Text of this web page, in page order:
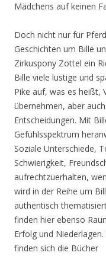
Mädchens auf keinen
Doch nicht nur für
Geschichten um Bille
Zirkuspony Zottel ein
Bille viele lustige und
Pike auf, was es heißt,
übernehmen, aber
Entscheidungen. Mit
Gefühlsspektrum
Soziale Unterschiede,
Schwierigkeit,
aufrechtzuerhalten,
wird in der Reihe um
authentisch
finden hier ebenso
Erfolg und
finden sich die Bücher